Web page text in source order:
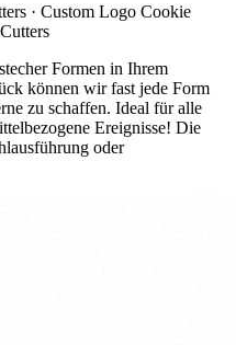
· Custom Logo Cookie
Formen in Ihrem
können wir fast jede Form
zu schaffen. Ideal für alle
Ereignisse! Die
oder